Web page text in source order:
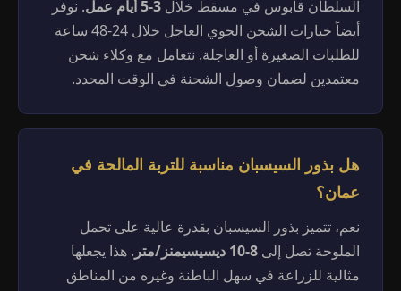
السلطان قابوس في مسقط خلال 3-5 أيام عمل
. نوفر
أيضاً خيارات الشحن الجوي العاجل خلال 24-48 ساعة
للطلبات الصغيرة أو العاجلة. نتعامل مع وكلاء شحن
معتمدين لضمان وصول الشحنة في الوقت المحدد.
هل بذور السيسبان مناسبة للتربة المالحة في
عمان؟
نعم، تتميز بذور السيسبان بقدرة عالية على تحمل
الملوحة تصل إلى 8-10 ديسيسيمنز/متر
. هذا يجعلها
مثالية للزراعة في سهل الباطنة وغيره من المناطق